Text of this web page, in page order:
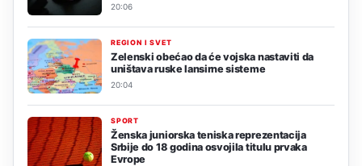
20:06
REGION I SVET
Zelenski obećao da će vojska nastaviti da
uništava ruske lansirne sisteme
20:04
SPORT
Ženska juniorska teniska reprezentacija
Srbije do 18 godina osvojila titulu prvaka
Evrope